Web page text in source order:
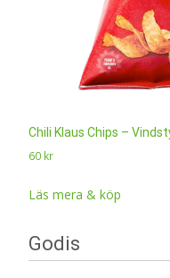
Chili Klaus Chips –
60 kr
Läs mera & köp
Godis